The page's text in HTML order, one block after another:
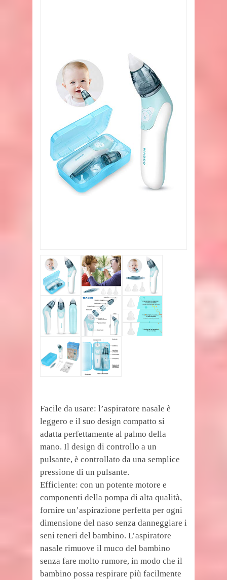
Facile da usare: l’aspiratore nasale è
leggero e il suo design compatto si
adatta perfettamente al palmo della
mano. Il design di controllo a un
pulsante, è controllato da una semplice
pressione di un pulsante.
Efficiente: con un potente motore e
componenti della pompa di alta qualità,
fornire un’aspirazione perfetta per ogni
dimensione del naso senza danneggiare i
seni teneri del bambino. L’aspiratore
nasale rimuove il muco del bambino
senza fare molto rumore, in modo che il
bambino possa respirare più facilmente